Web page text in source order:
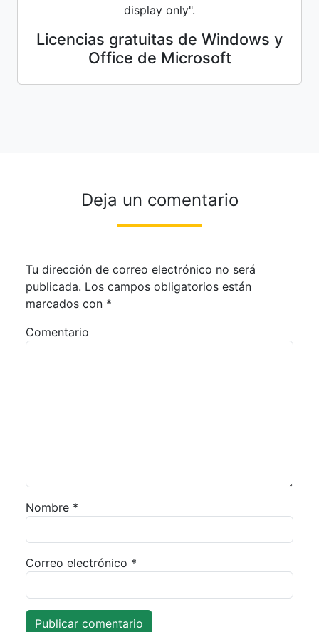
Licencias gratuitas de Windows y
Office de Microsoft
Deja un comentario
Tu dirección de correo electrónico no será
publicada. Los campos obligatorios están
marcados con *
Comentario
Nombre *
Correo electrónico *